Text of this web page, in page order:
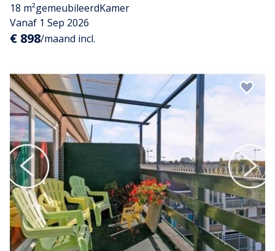
18 m²gemeubileerdKamer
Vanaf 1 Sep 2026
€ 898/maand incl.